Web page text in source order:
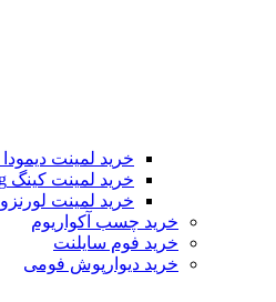
خرید لمینت دیمودا Dimoda
خرید لمینت کینگ King
خرید لمینت لورنزو
خرید چسب آکواریوم
خرید فوم سایلنت
خرید دیوارپوش فومی